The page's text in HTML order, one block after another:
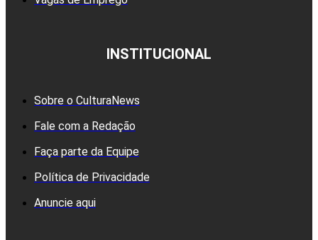
INSTITUCIONAL
Sobre o CulturaNews
Fale com a Redação
Faça parte da Equipe
Política de Privacidade
Anuncie aqui